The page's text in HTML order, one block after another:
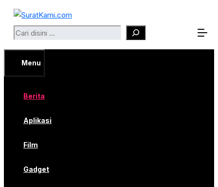
Langsung
Search
Menu
Berita
Aplikasi
Film
Gadget